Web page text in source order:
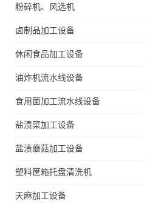
粉碎机、风选机
卤制品加工设备
休闲食品加工设备
油炸机流水线设备
食用菌加工流水线设备
盐渍菜加工设备
盐渍蘑菇加工设备
塑料筐箱托盘清洗机
天麻加工设备